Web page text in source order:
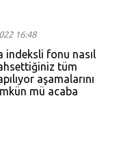
16:48
indeksli fonu nasıl
tüm
aşamalarını
mü acaba